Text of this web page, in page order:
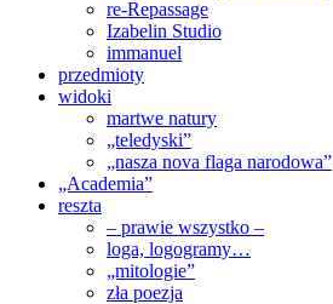
re-Repassage
Izabelin Studio
immanuel
przedmioty
widoki
martwe natury
„teledyski”
„nasza nova flaga narodowa”
„Academia”
reszta
– prawie wszystko –
loga, logogramy…
„mitologie”
zła poezja